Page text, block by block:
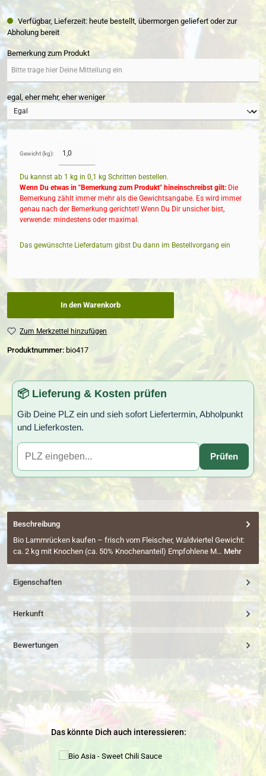
Verfügbar, Lieferzeit: heute bestellt, übermorgen geliefert oder zur
Abholung bereit
Bemerkung zum Produkt
egal, eher mehr, eher weniger
Gewicht (kg):
Du kannst ab 1 kg in 0,1 kg Schritten bestellen.
Wenn Du etwas in "Bemerkung zum Produkt" hineinschreibst gilt: Die
Bemerkung zählt immer mehr als die Gewichtsangabe. Es wird immer
genau nach der Bemerkung gerichtet! Wenn Du Dir unsicher bist,
verwende: mindestens oder maximal.
Das gewünschte Lieferdatum gibst Du dann im Bestellvorgang ein
In den Warenkorb
Zum Merkzettel hinzufügen
Produktnummer: bio417
📦 Lieferung & Kosten prüfen
Gib Deine PLZ ein und sieh sofort Liefertermin, Abholpunkt
und Lieferkosten.
Prüfen
Beschreibung
Bio Lammrücken kaufen – frisch vom Fleischer, Waldviertel Gewicht:
ca. 2 kg mit Knochen (ca. 50% Knochenanteil) Empfohlene M… Mehr
Eigenschaften
Herkunft
Bewertungen
Produktgalerie überspringen
Das könnte Dich auch interessieren: